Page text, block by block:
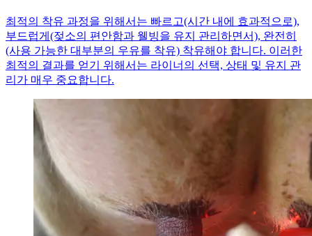
최적의 착유 과정을 위해서는 빠르고(시간 내에 효과적으로),
부드럽게(젖소의 편안함과 웰빙을 유지 관리하면서), 완전히
(사용 가능한 대부분의 우유를 착유) 착유해야 합니다. 이러한
최적의 결과를 얻기 위해서는 라이너의 선택, 상태 및 유지 관
리가 매우 중요합니다.